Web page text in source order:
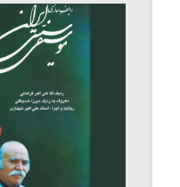
میکلوش روژا